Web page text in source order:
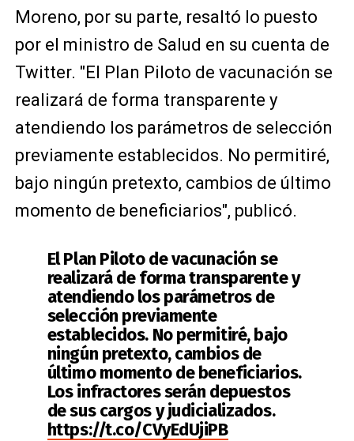
Moreno, por su parte, resaltó lo puesto
por el ministro de Salud en su cuenta de
Twitter. "El Plan Piloto de vacunación se
realizará de forma transparente y
atendiendo los parámetros de selección
previamente establecidos. No permitiré,
bajo ningún pretexto, cambios de último
momento de beneficiarios", publicó.
El Plan Piloto de vacunación se
realizará de forma transparente y
atendiendo los parámetros de
selección previamente
establecidos. No permitiré, bajo
ningún pretexto, cambios de
último momento de beneficiarios.
Los infractores serán depuestos
de sus cargos y judicializados.
https://t.co/CVyEdUjiPB